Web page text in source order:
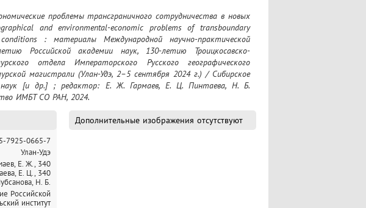
and environmental-economic problems of transboundary
: материалы Международной научно-практической
Российской академии наук, 130-летию Троицкосавско-
отдела Императорского Русского географического
магистрали (Улан-Удэ, 2–5 сентября 2024 г.) / Сибирское
наук [и др.] ; редактор: Е. Ж. Гармаев, Е. Ц. Пинтаева, Н. Б.
ИМБТ СО РАН, 2024.
7925-0665-7
Улан-Удэ
Е. Ж., 340
Е. Ц., 340
Н. Б.
Российской
институт
Дополнительные изображения отсутствуют